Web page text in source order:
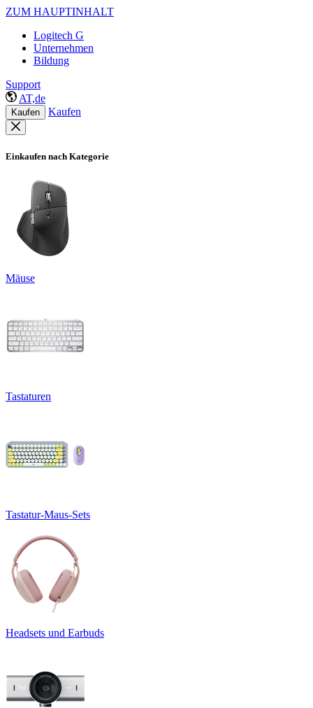
ZUM HAUPTINHALT
Logitech G
Unternehmen
Bildung
Support
AT,de
Kaufen Kaufen
Einkaufen nach Kategorie
Mäuse
Tastaturen
Tastatur-Maus-Sets
Headsets und Earbuds